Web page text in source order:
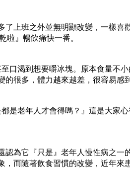
上班之外並無明顯改變，一樣喜
啦』暢飲痛快一番。
口渴到想要嚼冰塊。原本食量不
很多，體力越來越差，很容易感
是老年人才會得嗎？』這是大家
為它『只是』老年人慢性病之一
而隨著飲食習慣的改變，近年來